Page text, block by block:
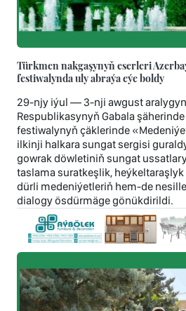
Türkmen nakgaşynyň eserleri
festiwalynda uly abraýa eýe boldy
29-njy iýul — 3-nji awgust
Respublikasynyň Gabala
festiwalynyň çäklerinde
ilkinji halkara sungat sergisi
gowrak döwletiniň sungat
taslama suratkeşlik,
dürli medeniýetleriň hem-de
dialogy ösdürmäge gönükdirildi.